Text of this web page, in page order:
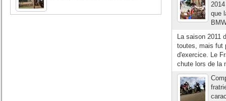
que
La saison 2011
toutes, mais fut
d'exercice. Le
chute lors de la